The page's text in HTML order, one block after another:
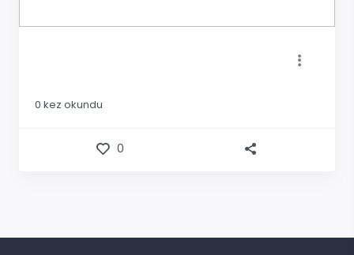
0 kez okundu
0